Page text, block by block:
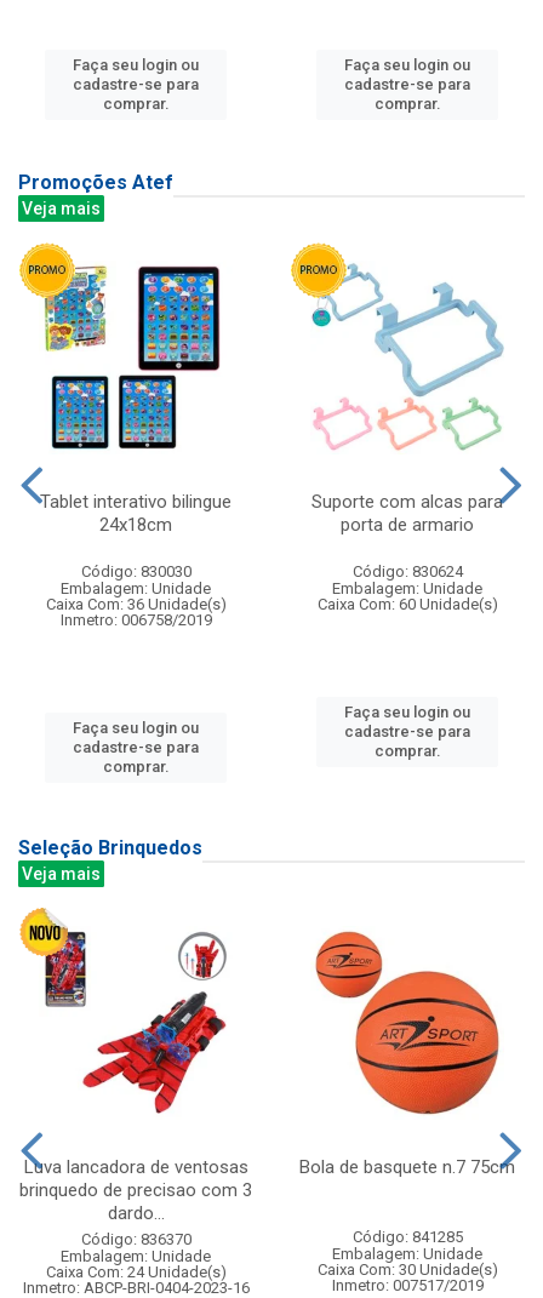
Faça seu login ou
cadastre-se para
comprar.
Faça seu login ou
cadastre-se para
comprar.
Promoções Atef
Veja mais
Tablet interativo bilingue
24x18cm
Código: 830030
Embalagem: Unidade
Caixa Com: 36 Unidade(s)
Inmetro: 006758/2019
Faça seu login ou
cadastre-se para
comprar.
Suporte com alcas para
porta de armario
Código: 830624
Embalagem: Unidade
Caixa Com: 60 Unidade(s)
Faça seu login ou
cadastre-se para
comprar.
Seleção Brinquedos
Veja mais
Luva lancadora de ventosas
brinquedo de precisao com 3
dardo...
Código: 836370
Embalagem: Unidade
Caixa Com: 24 Unidade(s)
Inmetro: ABCP-BRI-0404-2023-16
Bola de basquete n.7 75cm
Código: 841285
Embalagem: Unidade
Caixa Com: 30 Unidade(s)
Inmetro: 007517/2019